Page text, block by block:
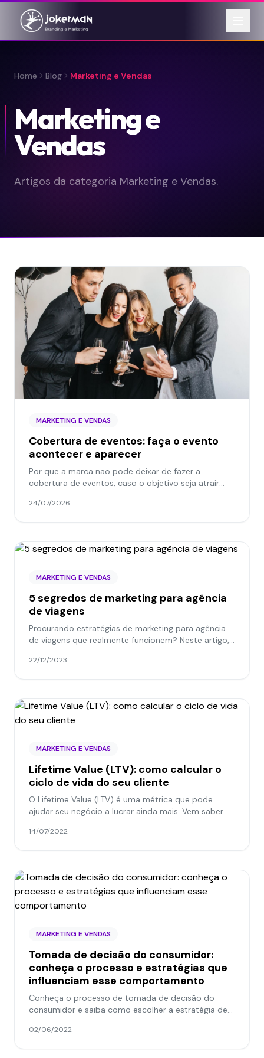
Home Blog Marketing e Vendas
Marketing e
Vendas
Artigos da categoria Marketing e Vendas.
MARKETING E VENDAS
Cobertura de eventos: faça o evento
acontecer e aparecer
Por que a marca não pode deixar de fazer a
cobertura de eventos, caso o objetivo seja atrair
responde!
24/07/2026
MARKETING E VENDAS
5 segredos de marketing para agência
de viagens
Procurando estratégias de marketing para agência
de viagens que realmente funcionem? Neste artigo,
empresa a atrair...
22/12/2023
MARKETING E VENDAS
Lifetime Value (LTV): como calcular o
ciclo de vida do seu cliente
O Lifetime Value (LTV) é uma métrica que pode
ajudar seu negócio a lucrar ainda mais. Vem saber
14/07/2022
MARKETING E VENDAS
Tomada de decisão do consumidor:
conheça o processo e estratégias que
influenciam esse comportamento
Conheça o processo de tomada de decisão do
consumidor e saiba como escolher a estratégia de
02/06/2022